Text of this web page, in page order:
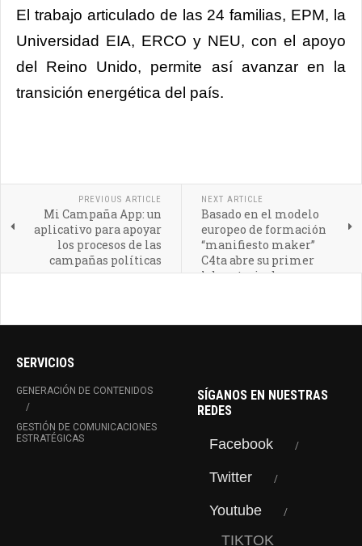
El trabajo articulado de las 24 familias, EPM, la
Universidad EIA, ERCO y NEU, con el apoyo
del Reino Unido, permite así avanzar en la
transición energética del país.
PREVIOUS ARTICLE
Mi Campaña App: un
aplicativo para apoyar
los procesos de las
campañas políticas
NEXT ARTICLE
Basado en el modelo
europeo de formación
“manifiesto maker”
C4ta abre su primer
laboratorio de
SERVICIOS
GENERACIÓN DE CONTENIDOS
GESTIÓN DE COMUNICACIONES
ESTRATÉGICAS
SÍGANOS EN NUESTRAS
REDES
Facebook
Twitter
Youtube
TIKTOK